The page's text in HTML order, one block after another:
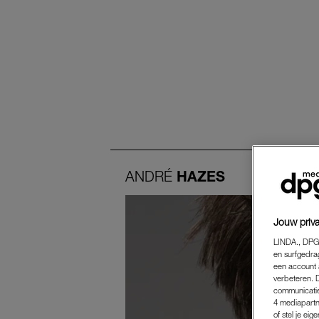
ANDRÉ HAZES
Jouw
LINDA.,
en
een account
verbeteren.
4
of stel je